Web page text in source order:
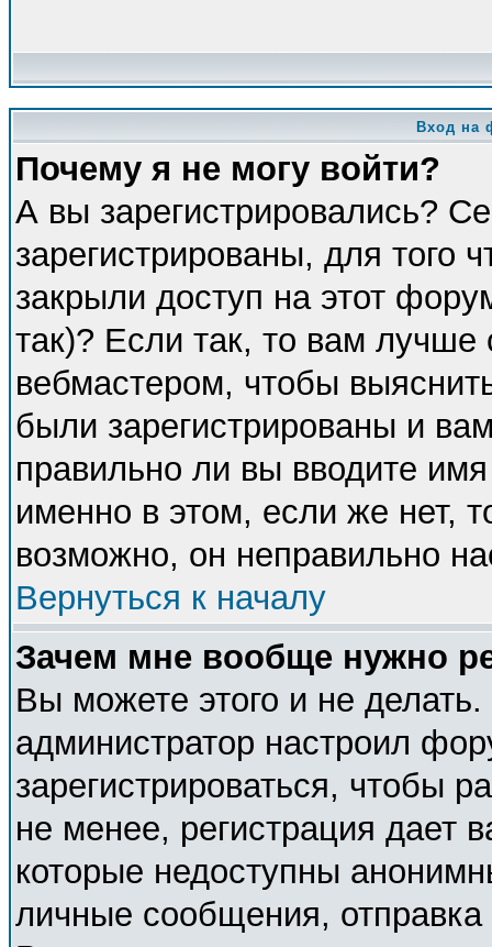
Вход на
Почему я не могу войти?
А вы зарегистрировались?
зарегистрированы, для того
закрыли доступ на этот
так)? Если так, то вам лучше
вебмастером, чтобы
были зарегистрированы и
правильно ли вы вводите
именно в этом, если же нет,
возможно, он неправильно
Вернуться к началу
Зачем мне вообще нужно
Вы можете этого и не делать.
администратор настроил
зарегистрироваться, чтобы
не менее, регистрация дает
которые недоступны
личные сообщения, отправка